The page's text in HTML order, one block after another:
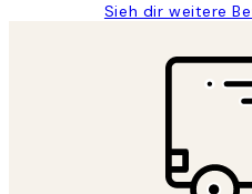
Sieh dir weitere